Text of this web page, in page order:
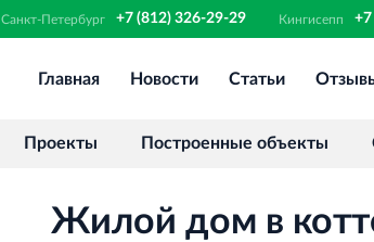
Санкт‐Петербург +7 (812) 326-29-29 Кингисепп +7
Аренда
Главная Новости Статьи
Проекты Построенные объекты
Жилой дом в